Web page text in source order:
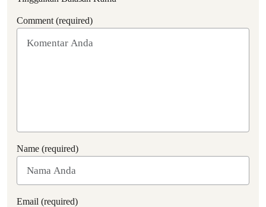
Comment (required)
Name (required)
Email (required)